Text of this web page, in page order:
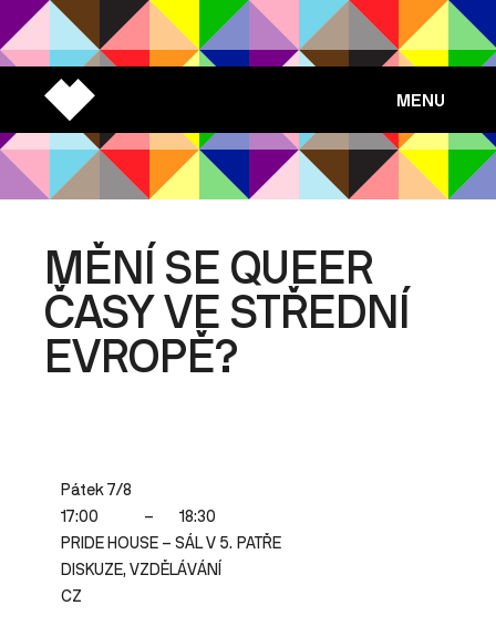
MENU
MĚNÍ SE QUEER
ČASY VE STŘEDNÍ
EVROPĚ?
Pátek 7/8
17:00
–
18:30
PRIDE HOUSE – SÁL V 5. PATŘE
DISKUZE, VZDĚLÁVÁNÍ
CZ